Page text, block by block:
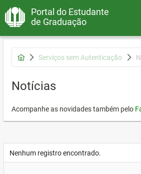
Portal do Estudante
de Graduação
Serviços sem Autenticação
Notícias
Acompanhe as novidades também pelo
Nenhum registro encontrado.